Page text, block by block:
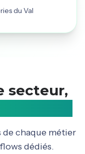
du Val
secteur,
de chaque métier
dédiés.